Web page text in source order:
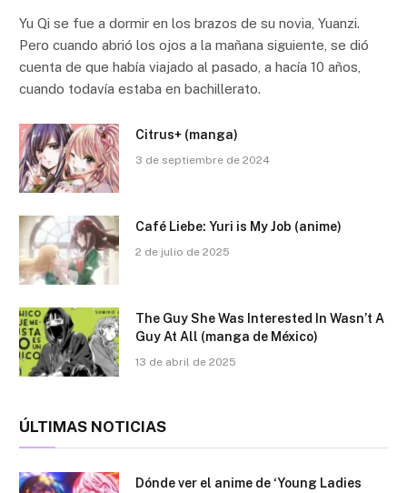
Yu Qi se fue a dormir en los brazos de su novia, Yuanzi.
Pero cuando abrió los ojos a la mañana siguiente, se dió
cuenta de que había viajado al pasado, a hacía 10 años,
cuando todavía estaba en bachillerato.
Citrus+ (manga)
3 de septiembre de 2024
Café Liebe: Yuri is My Job (anime)
2 de julio de 2025
The Guy She Was Interested In Wasn’t A
Guy At All (manga de México)
13 de abril de 2025
ÚLTIMAS NOTICIAS
Dónde ver el anime de ‘Young Ladies